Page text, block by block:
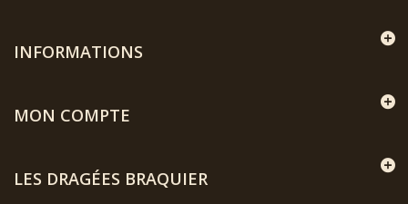
INFORMATIONS
MON COMPTE
LES DRAGÉES BRAQUIER